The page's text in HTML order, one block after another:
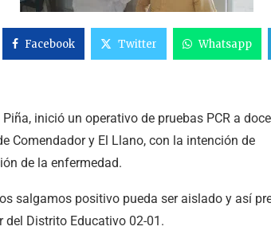
Facebook Twitter Whatsapp
inició un operativo de pruebas PCR a
Comendador y El Llano, con la intención de
de la enfermedad.
salgamos positivo pueda ser aislado y así
del Distrito Educativo 02-01.